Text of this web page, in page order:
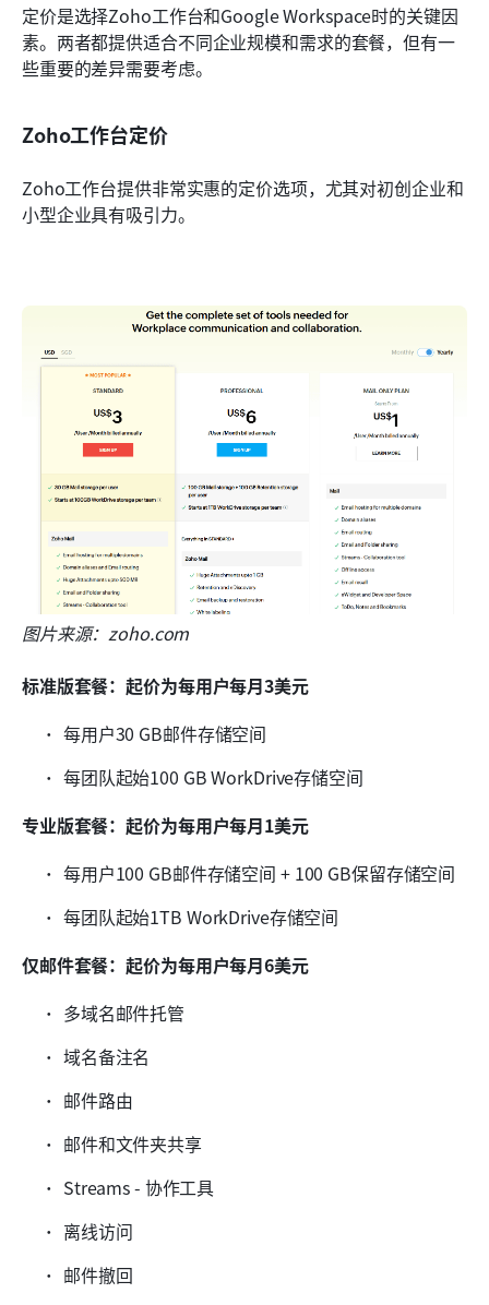
定价是选择Zoho工作台和Google Workspace时的关键因
素。两者都提供适合不同企业规模和需求的套餐，但有一
些重要的差异需要考虑。
Zoho工作台定价
Zoho工作台提供非常实惠的定价选项，尤其对初创企业和
小型企业具有吸引力。
图片来源：zoho.com
标准版套餐：起价为每用户每月3美元
每用户30 GB邮件存储空间
每团队起始100 GB WorkDrive存储空间
专业版套餐：起价为每用户每月1美元
每用户100 GB邮件存储空间 + 100 GB保留存储空间
每团队起始1TB WorkDrive存储空间
仅邮件套餐：起价为每用户每月6美元
多域名邮件托管
域名备注名
邮件路由
邮件和文件夹共享
Streams - 协作工具
离线访问
邮件撤回